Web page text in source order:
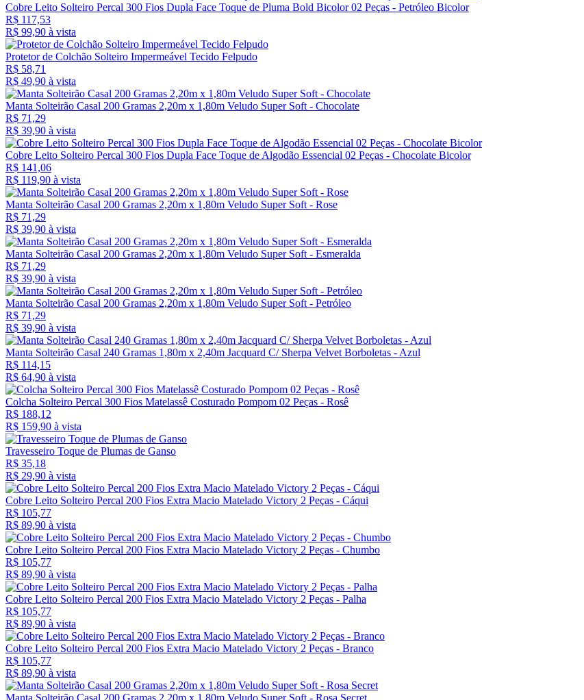
Cobre Leito Solteiro Percal 300 Fios Dupla Face Toque de Pluma Bold Bicolor 02 Peças - Petróleo Bicolor
R$ 117,53
R$ 99,90 à vista
Protetor de Colchão Solteiro Impermeável Tecido Felpudo
R$ 58,71
R$ 49,90 à vista
Manta Solteirão Casal 200 Gramas 2,20m x 1,80m Veludo Super Soft - Chocolate
R$ 71,29
R$ 39,90 à vista
Cobre Leito Solteiro Percal 300 Fios Dupla Face Toque de Algodão Essencial 02 Peças - Chocolate Bicolor
R$ 141,06
R$ 119,90 à vista
Manta Solteirão Casal 200 Gramas 2,20m x 1,80m Veludo Super Soft - Rose
R$ 71,29
R$ 39,90 à vista
Manta Solteirão Casal 200 Gramas 2,20m x 1,80m Veludo Super Soft - Esmeralda
R$ 71,29
R$ 39,90 à vista
Manta Solteirão Casal 200 Gramas 2,20m x 1,80m Veludo Super Soft - Petróleo
R$ 71,29
R$ 39,90 à vista
Manta Solteirão Casal 240 Gramas 1,80m x 2,40m Jacquard C/ Sherpa Velvet Borboletas - Azul
R$ 114,15
R$ 64,90 à vista
Colcha Solteiro Percal 300 Fios Matelassê Costurado Pompom 02 Peças - Rosê
R$ 188,12
R$ 159,90 à vista
Travesseiro Toque de Plumas de Ganso
R$ 35,18
R$ 29,90 à vista
Cobre Leito Solteiro Percal 200 Fios Extra Macio Matelado Victory 2 Peças - Cáqui
R$ 105,77
R$ 89,90 à vista
Cobre Leito Solteiro Percal 200 Fios Extra Macio Matelado Victory 2 Peças - Chumbo
R$ 105,77
R$ 89,90 à vista
Cobre Leito Solteiro Percal 200 Fios Extra Macio Matelado Victory 2 Peças - Palha
R$ 105,77
R$ 89,90 à vista
Cobre Leito Solteiro Percal 200 Fios Extra Macio Matelado Victory 2 Peças - Branco
R$ 105,77
R$ 89,90 à vista
Manta Solteirão Casal 200 Gramas 2,20m x 1,80m Veludo Super Soft - Rosa Secret